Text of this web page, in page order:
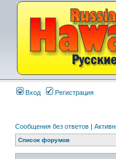
Вход Регистрация
Сообщения без ответов |
Список форумов